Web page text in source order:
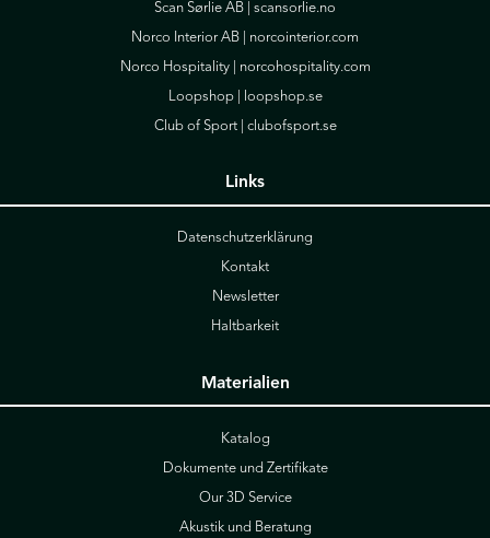
Scan Sørlie AB | scansorlie.no
Norco Interior AB | norcointerior.com
Norco Hospitality | norcohospitality.com
Loopshop |
loopshop.se
Club of Sport | clubofsport.se
Links
Datenschutzerklärung
Kontakt
Newsletter
Haltbarkeit
Materialien
Katalog
Dokumente und Zertifikate
Our 3D Service
Akustik und Beratung